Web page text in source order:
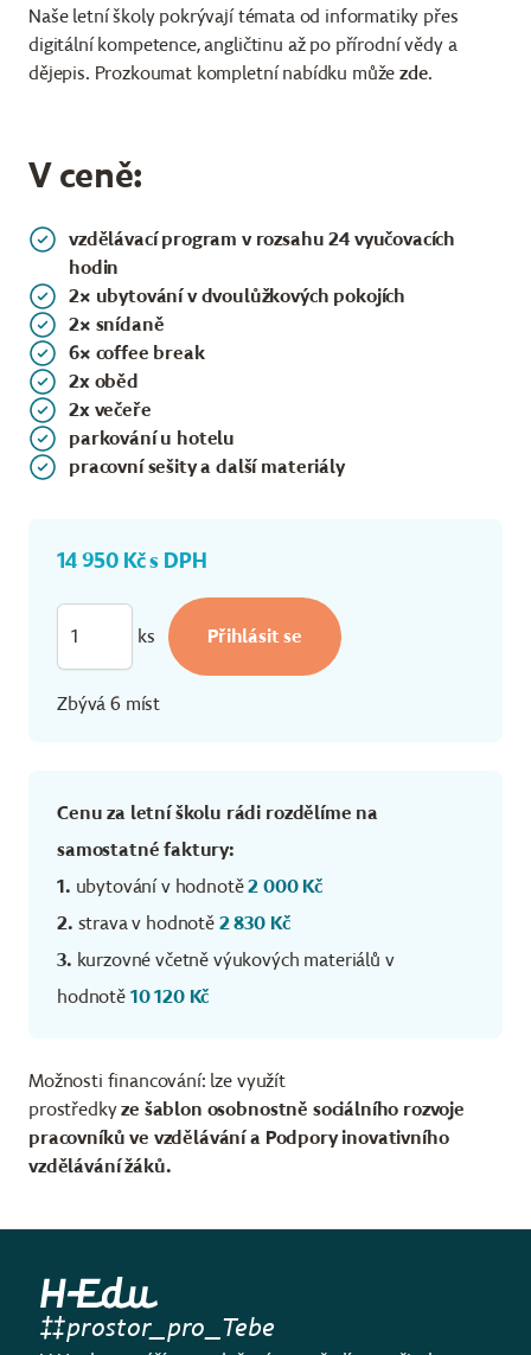
Naše letní školy pokrývají témata od informatiky přes
digitální kompetence, angličtinu až po přírodní vědy a
dějepis. Prozkoumat kompletní nabídku můžezde.
V ceně:
vzdělávací program v rozsahu 24 vyučovacích
hodin
2× ubytování v dvoulůžkových pokojích
2× snídaně
6× coffee break
2x oběd
2x večeře
parkování u hotelu
pracovní sešity a další materiály
14 950 Kč s DPH
ks
Zbývá 6 míst
Cenu za letní školu rádi rozdělíme na
samostatné faktury:
1. ubytování v hodnotě2 000 Kč
2. strava v hodnotě 2 830 Kč
3. kurzovné včetně výukových materiálů v
hodnotě 10 120 Kč
Možnosti financování: lze využít
prostředkyze šablon osobnostně sociálního rozvoje
pracovníků ve vzdělávání a Podpory inovativního
vzdělávání žáků.
prostor_pro_Tebe